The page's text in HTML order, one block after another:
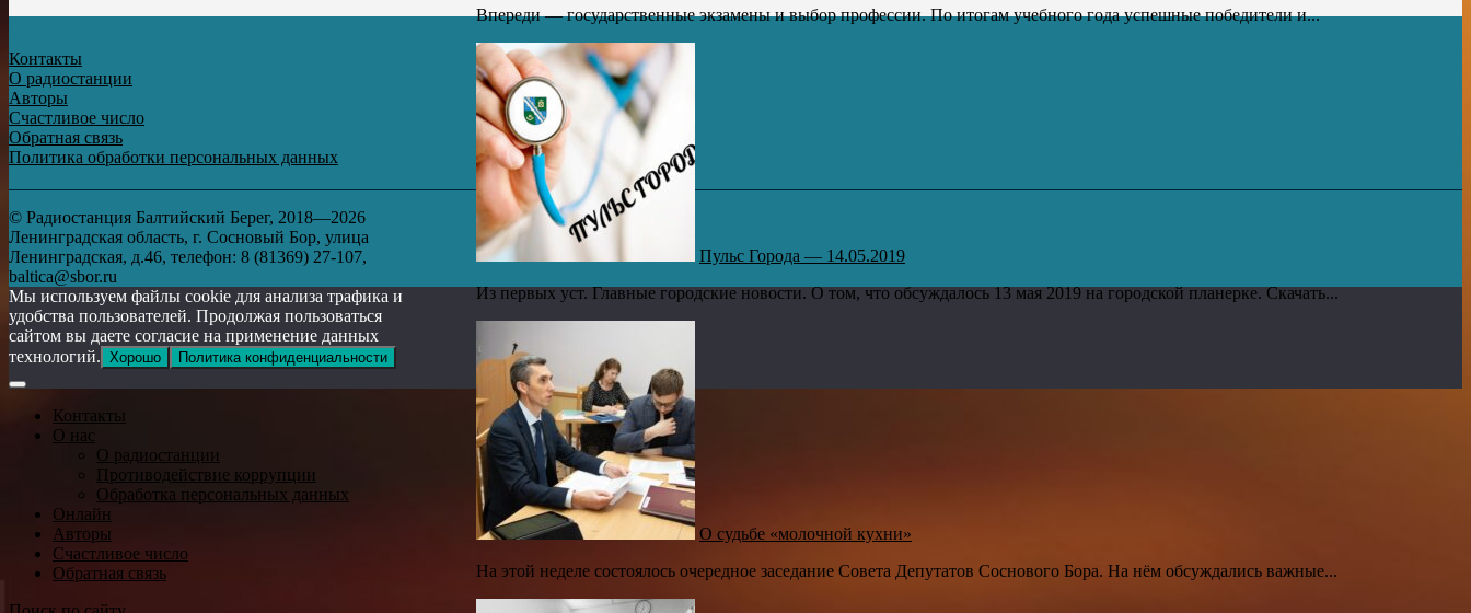
Впереди — государственные экзамены и выбор профессии. По итогам учебного года успешные победители и...
Пульс Города — 14.05.2019
Из первых уст. Главные городские новости. О том, что обсуждалось 13 мая 2019 на городской планерке. Скачать...
О судьбе «молочной кухни»
На этой неделе состоялось очередное заседание Совета Депутатов Соснового Бора. На нём обсуждались важные...
Контакты
О радиостанции
Авторы
Счастливое число
Обратная связь
Политика обработки персональных данных
© Радиостанция Балтийский Берег, 2018—2026
Ленинградская область, г. Сосновый Бор, улица
Ленинградская, д.46, телефон: 8 (81369) 27-107,
baltica@sbor.ru
Мы используем файлы cookie для анализа трафика и
удобства пользователей. Продолжая пользоваться
сайтом вы даете согласие на применение данных
технологий. Хорошо Политика конфиденциальности
Контакты
О нас
О радиостанции
Противодействие коррупции
Обработка персональных данных
Онлайн
Авторы
Счастливое число
Обратная связь